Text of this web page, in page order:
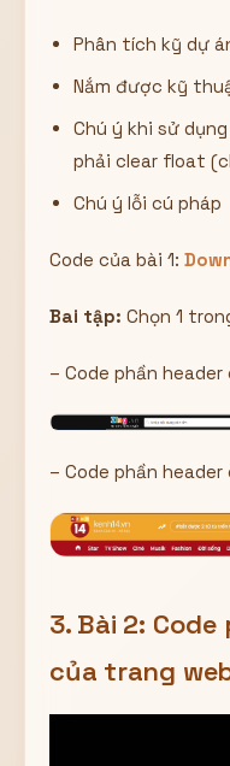
Phân tích kỹ dự
Nắm được kỹ
Chú ý khi sử
phải clear float
Chú ý lỗi cú pháp
Code của bài 1:
Bai tập: Chọn 1
– Code phần
– Code phần
3. Bài 2:
của trang